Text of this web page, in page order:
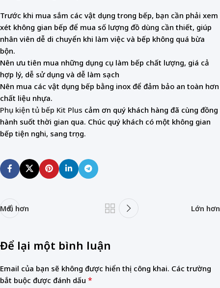
Trước khi mua sắm các vật dụng trong bếp, bạn cần phải xem
xét không gian bếp để mua số lượng đồ dùng cần thiết, giúp
nhân viên dễ di chuyển khi làm việc và bếp không quá bừa
bộn.
Nên ưu tiên mua những dụng cụ làm bếp chất lượng, giá cả
hợp lý, dễ sử dụng và dễ làm sạch
Nên mua các vật dụng bếp bằng inox để đảm bảo an toàn hơn
chất liệu nhựa.
Phụ kiện tủ bếp Kit Plus cảm ơn quý khách hàng đã cùng đồng
hành suốt thời gian qua. Chúc quý khách có một không gian
bếp tiện nghi, sang trọng.
Mới hơn Lớn hơn
Để lại một bình luận
Email của bạn sẽ không được hiển thị công khai. Các trường
bắt buộc được đánh dấu *